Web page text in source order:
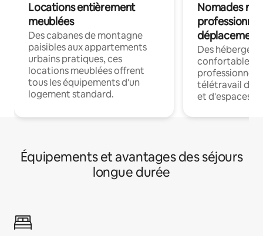
Locations entièrement
meublées
Des cabanes de montagne
paisibles aux appartements
urbains pratiques, ces
locations meublées offrent
tous les équipements d'un
logement standard.
Nomades
déplacement
Des
confortables
professionnels
télétravail
et d'espaces
Équipements et avantages des séjours
longue durée